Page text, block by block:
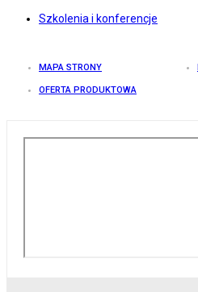
Szkolenia i konferencje
MAPA STRONY
OFERTA PRODUKTOWA